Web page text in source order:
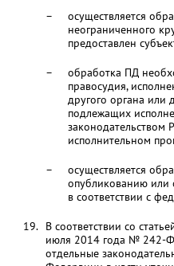
осуществляется
неограниченного
предоставлен
обработка ПД
правосудия,
другого органа или
подлежащих
законодательством
исполнительном
осуществляется
опубликованию или
в соответствии с
В соответствии со
июля 2014 года № 242-
отдельные